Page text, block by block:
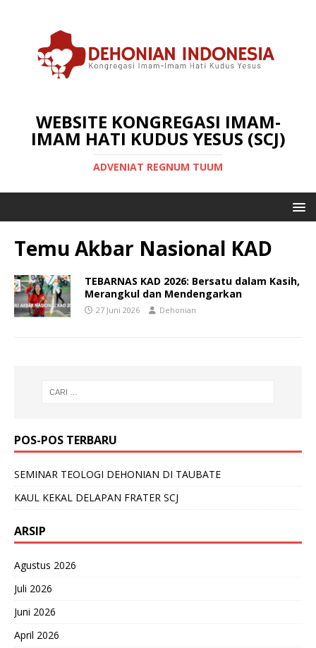
WEBSITE KONGREGASI IMAM-
IMAM HATI KUDUS YESUS (SCJ)
ADVENIAT REGNUM TUUM
Temu Akbar Nasional KAD
TEBARNAS KAD 2026: Bersatu dalam Kasih,
Merangkul dan Mendengarkan
27 Juni 2026 Dehonian
POS-POS TERBARU
SEMINAR TEOLOGI DEHONIAN DI TAUBATE
KAUL KEKAL DELAPAN FRATER SCJ
ARSIP
Agustus 2026
Juli 2026
Juni 2026
April 2026